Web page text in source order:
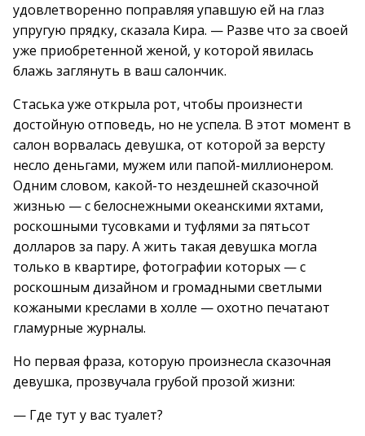
удовлетворенно поправляя упавшую ей на глаз
упругую прядку, сказала Кира. — Разве что за своей
уже приобретенной женой, у которой явилась
блажь заглянуть в ваш салончик.
Стаська уже открыла рот, чтобы произнести
достойную отповедь, но не успела. В этот момент в
салон ворвалась девушка, от которой за версту
несло деньгами, мужем или папой-миллионером.
Одним словом, какой-то нездешней сказочной
жизнью — с белоснежными океанскими яхтами,
роскошными тусовками и туфлями за пятьсот
долларов за пару. А жить такая девушка могла
только в квартире, фотографии которых — с
роскошным дизайном и громадными светлыми
кожаными креслами в холле — охотно печатают
гламурные журналы.
Но первая фраза, которую произнесла сказочная
девушка, прозвучала грубой прозой жизни:
— Где тут у вас туалет?